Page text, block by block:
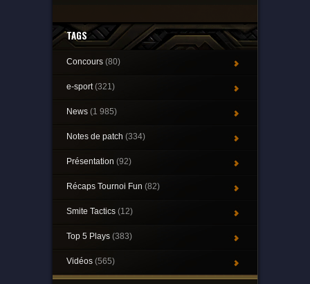
TAGS
Concours (80)
e-sport(321)
News (1 985)
Notes de patch (334)
Présentation (92)
Récaps Tournoi Fun (82)
Smite Tactics (12)
Top 5 Plays (383)
Vidéos (565)